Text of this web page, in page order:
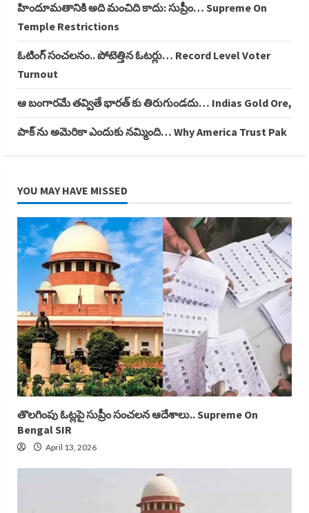
హిందూమతానికి అది మంచిది కాదు: సుప్రీం… Supreme On
Temple Restrictions
ఓటింగ్ సంచలనం.. పోటెత్తిన ఓటర్లు… Record Level Voter
Turnout
ఆ బంగారమే తవ్వితే భారత్ కు తిరుగుండదు… Indias Gold Ore,
పాక్ ను అమెరికా ఎందుకు నమ్మింది… Why America Trust Pak
YOU MAY HAVE MISSED
తొలగింపు ఓట్లపై సుప్రీం సంచలన ఆదేశాలు.. Supreme On
Bengal SIR
April 13, 2026